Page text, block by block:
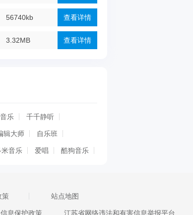
56740kb 查看详情
3.32MB 查看详情
乐 千千静听
辑大师 自乐班
米音乐 爱唱 酷狗音乐
iphone
策 站点地图
息保护政策 江苏省网络违法和有害信息举报平台